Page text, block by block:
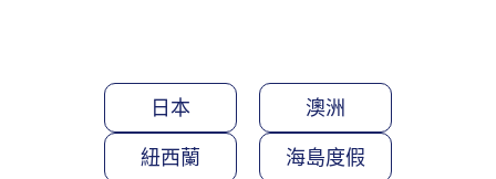
日本 澳洲
紐西蘭 海島度假